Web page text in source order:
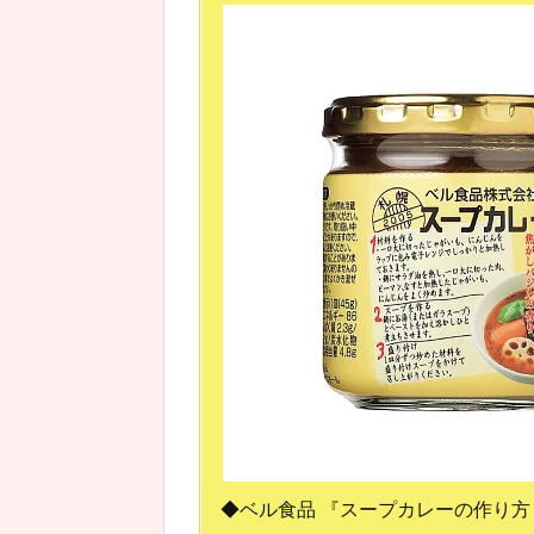
◆ベル食品 『スープカレーの作り方